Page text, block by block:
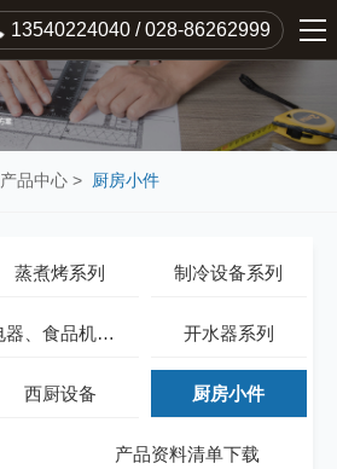
13540224040 / 028-86262999
产品中心 > 厨房小件
蒸煮烤系列 制冷设备系列
电器、食品机械系列 开水器系列
西厨设备 厨房小件
产品资料清单下载